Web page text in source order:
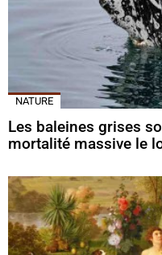
NATURE
Les baleines grises
mortalité massive le